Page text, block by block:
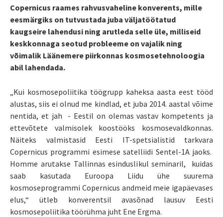
Copernicus raames rahvusvaheline konverents, mille
eesmärgiks on tutvustada juba väljatöötatud
kaugseire lahendusi ning arutleda selle üle, milliseid
keskkonnaga seotud probleeme on vajalik ning
võimalik Läänemere piirkonnas kosmosetehnoloogia
abil lahendada.
„Kui kosmosepoliitika töögrupp kaheksa aasta eest tööd
alustas, siis ei olnud me kindlad, et juba 2014. aastal võime
nentida, et jah - Eestil on olemas vastav kompetents ja
ettevõtete valmisolek koostööks kosmosevaldkonnas.
Näiteks valmistasid Eesti IT-spetsialistid tarkvara
Copernicus programmi esimese satelliidi Sentel-1A jaoks.
Homme arutakse Tallinnas esinduslikul seminaril, kuidas
saab kasutada Euroopa Liidu ühe suurema
kosmoseprogrammi Copernicus andmeid meie igapäevases
elus,“ ütleb konverentsil avasõnad lausuv Eesti
kosmosepoliitika töörühma juht Ene Ergma.